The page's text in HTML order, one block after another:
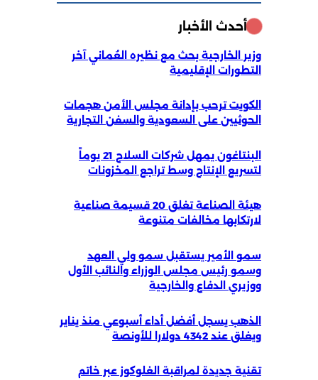
أحدث الأخبار
وزير الخارجية بحث مع نظيره العُماني آخر
التطورات الإقليمية
الكويت ترحب بإدانة مجلس الأمن هجمات
الحوثيين على السعودية والسفن التجارية
البنتاغون يمهل شركات السلاح 21 يوماً
لتسريع الإنتاج وسط تراجع المخزونات
هيئة الصناعة تغلق 20 قسيمة صناعية
لارتكابها مخالفات متنوعة
سمو الأمير يستقبل سمو ولي العهد
وسمو رئيس مجلس الوزراء والنائب الأول
ووزيري الدفاع والخارجية
الذهب يسجل أفضل أداء أسبوعي منذ يناير
ويغلق عند 4342 دولارا للأونصة
تقنية جديدة لمراقبة الغلوكوز عبر خاتم